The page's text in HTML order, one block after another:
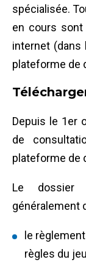
spécialisée.
en cours
internet (dans
plateforme de
Depuis le 1er
de
plateforme de
Le dossier
généralement
le
règles du